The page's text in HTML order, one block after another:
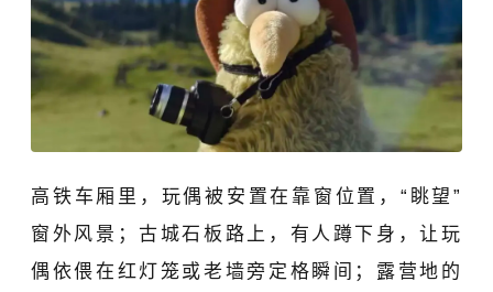
高铁车厢里，玩偶被安置在靠窗位置，“眺望”
窗外风景；古城石板路上，有人蹲下身，让玩
偶依偎在红灯笼或老墙旁定格瞬间；露营地的